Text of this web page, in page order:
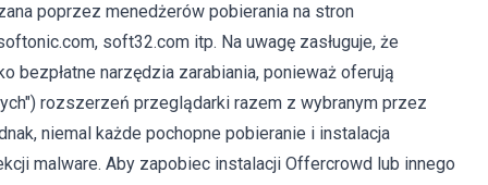
poprzez menedżerów pobierania na stron
soft32.com itp. Na uwagę zasługuje, że
bezpłatne narzędzia zarabiania, ponieważ oferują
rozszerzeń przeglądarki razem z wybranym przez
niemal każde pochopne pobieranie i instalacja
malware. Aby zapobiec instalacji Offercrowd lub innego